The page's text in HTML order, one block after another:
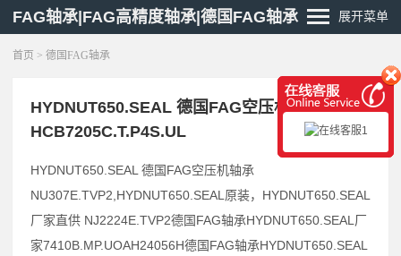
FAG轴承|FAG高精度轴承|德国FAG轴承 展开菜单
首页 > 德国FAG轴承
HYDNUT650.SEAL 德国FAG空压机轴承
HCB7205C.T.P4S.UL
HYDNUT650.SEAL 德国FAG空压机轴承
NU307E.TVP2,HYDNUT650.SEAL原装，HYDNUT650.SEAL
厂家直供 NJ2224E.TVP2德国FAG轴承HYDNUT650.SEAL厂
家7410B.MP.UOAH24056H德国FAG轴承HYDNUT650.SEAL